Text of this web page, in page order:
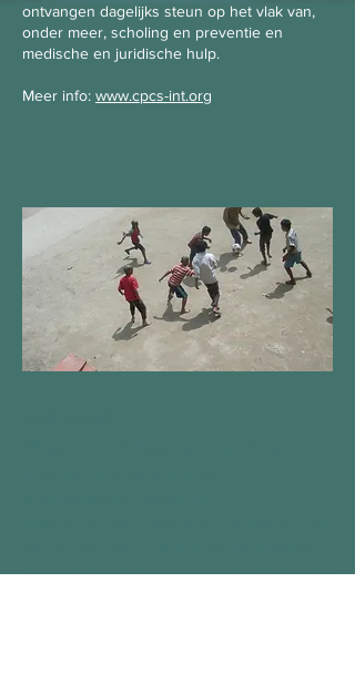
ontvangen dagelijks steun op het vlak van,
onder meer, scholing en preventie en
medische en juridische hulp.
Meer info: www.cpcs-int.org
om zorg te dragen voor de minst bedeelden: